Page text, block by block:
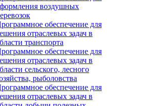
воздушных
обеспечение для
отраслевых задач в
транспорта
обеспечение для
отраслевых задач в
сельского, лесного
рыболовства
обеспечение для
отраслевых задач в